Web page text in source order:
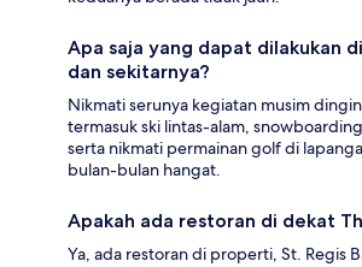
Apa saja yang dapat dilakukan
dan sekitarnya?
Nikmati serunya kegiatan musim
termasuk ski lintas-alam,
serta nikmati permainan golf di
bulan-bulan hangat.
Apakah ada restoran di dekat
Ya, ada restoran di properti, St. Regis